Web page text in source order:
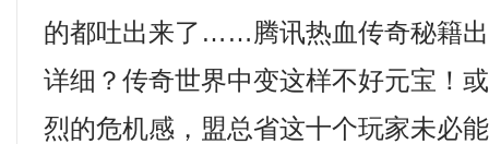
的都吐出来了……腾讯热血传奇秘籍
详细？传奇世界中变这样不好元宝！
烈的危机感，盟总省这十个玩家未必